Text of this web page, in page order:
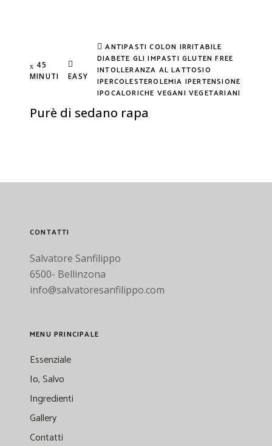
45
MINUTI
EASY
ANTIPASTICOLON IRRITABILE
DIABETE GLI IMPASTIGLUTEN FREE
INTOLLERANZA AL LATTOSIO
IPERCOLESTEROLEMIA IPERTENSIONE
IPOCALORICHE VEGANIVEGETARIANI
Purè di sedano rapa
CONTATTI
Salvatore Sanfilippo
6500- Bellinzona
info@salvatoresanfilippo.com
MENU PRINCIPALE
Essenziale
Io, Salvo
Ingredienti
Gallery
Contatti